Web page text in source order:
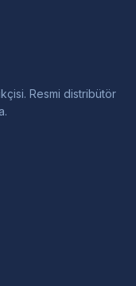
Resmi distribütör